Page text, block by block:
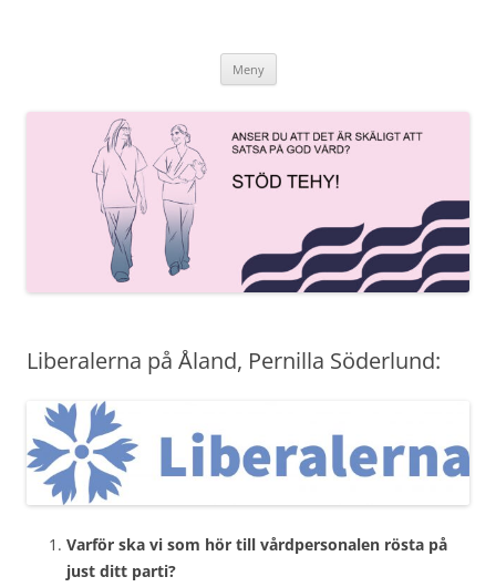
Meny
Liberalerna på Åland, Pernilla Söderlund:
Varför ska vi som hör till vårdpersonalen rösta på
just ditt parti?